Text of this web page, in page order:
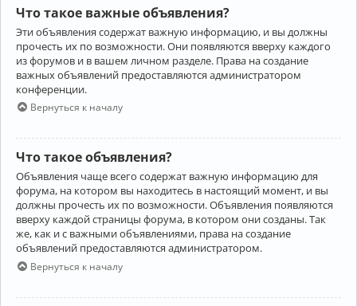
Что такое важные объявления?
Эти объявления содержат важную информацию, и вы должны
прочесть их по возможности. Они появляются вверху каждого
из форумов и в вашем личном разделе. Права на создание
важных объявлений предоставляются администратором
конференции.
Вернуться к началу
Что такое объявления?
Объявления чаще всего содержат важную информацию для
форума, на котором вы находитесь в настоящий момент, и вы
должны прочесть их по возможности. Объявления появляются
вверху каждой страницы форума, в котором они созданы. Так
же, как и с важными объявлениями, права на создание
объявлений предоставляются администратором.
Вернуться к началу